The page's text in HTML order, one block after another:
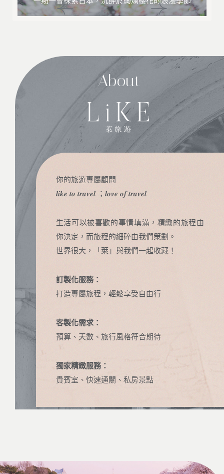
About
你的旅遊專屬顧問
𝒍𝒊𝒌𝒆 𝒕𝒐 𝒕𝒓𝒂𝒗𝒆𝒍 ；𝒍𝒐𝒗𝒆 𝒐𝒇 𝒕𝒓𝒂𝒗𝒆𝒍
生活可以被喜歡的事情填滿，精緻的旅程由
你決定，而旅程的細碎由我們策劃。
世界很大，「萊」與我們一起收藏！
訂製化服務：
打造專屬旅程，輕鬆享受自由行
客製化需求：
預算、天數、旅行風格符合期待
獨家精緻服務：
貴賓室、快速通關、私房景點